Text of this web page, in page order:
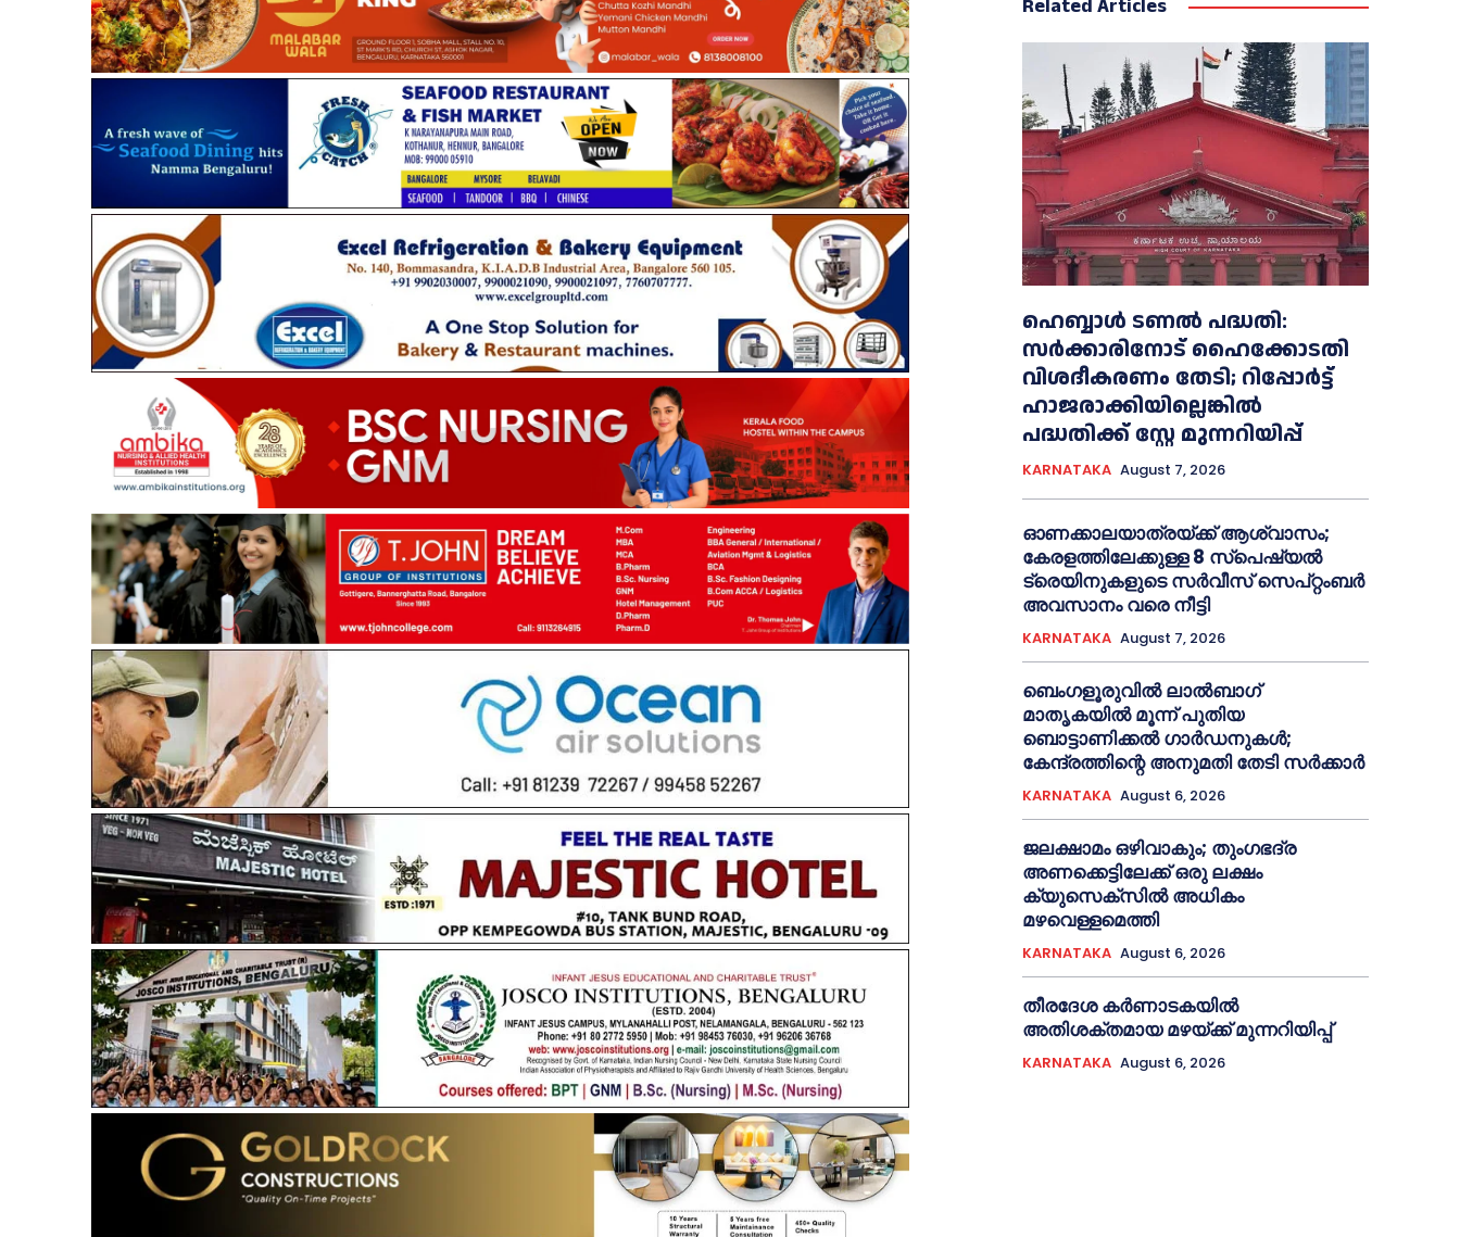
Related Articles
ഹെബ്ബാൾ ടണൽ പദ്ധതി:
സർക്കാരിനോട് ഹൈക്കോടതി
വിശദീകരണം തേടി; റിപ്പോർട്ട്
ഹാജരാക്കിയില്ലെങ്കിൽ
പദ്ധതിക്ക് സ്റ്റേ മുന്നറിയിപ്പ്
KARNATAKA August 7, 2026
ഓണക്കാലയാത്രയ്ക്ക് ആശ്വാസം;
കേരളത്തിലേക്കുള്ള 8 സ്പെഷ്യൽ
ട്രെയിനുകളുടെ സർവീസ് സെപ്റ്റംബർ
അവസാനം വരെ നീട്ടി
KARNATAKA August 7, 2026
ബെംഗളൂരുവിൽ ലാൽബാഗ്
മാതൃകയിൽ മൂന്ന് പുതിയ
ബൊട്ടാണിക്കൽ ഗാർഡനുകൾ;
കേന്ദ്രത്തിന്റെ അനുമതി തേടി സർക്കാർ
KARNATAKA August 6, 2026
ജലക്ഷാമം ഒഴിവാകും; തുംഗഭദ്ര
അണക്കെട്ടിലേക്ക് ഒരു ലക്ഷം
ക്യുസെക്സില്‍ അധികം
മഴവെള്ളമെത്തി
KARNATAKA August 6, 2026
തീരദേശ കർണാടകയിൽ
അതിശക്തമായ മഴയ്ക്ക് മുന്നറിയിപ്പ്
KARNATAKA August 6, 2026